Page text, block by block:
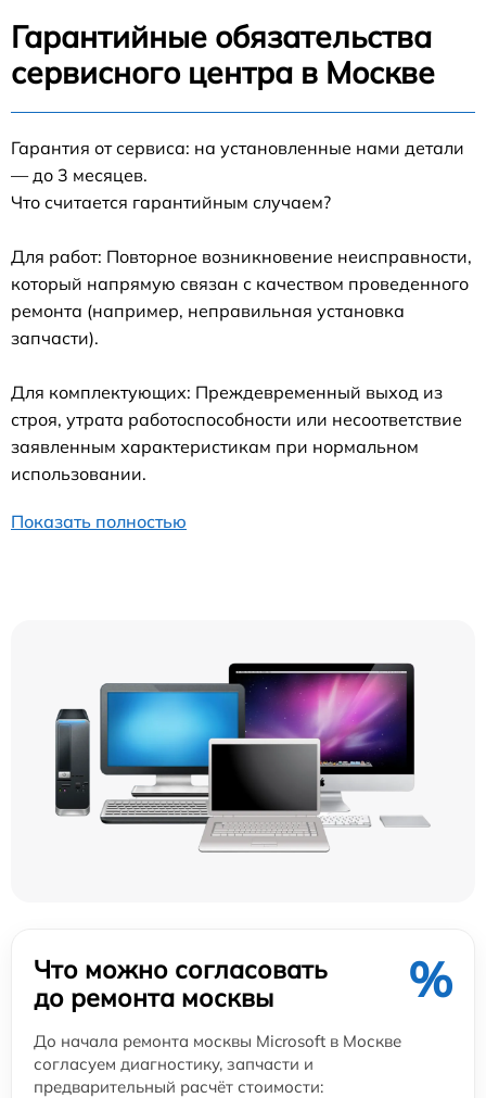
Гарантийные обязательства
сервисного центра в Москве
Гарантия от сервиса: на установленные нами детали
— до 3 месяцев.
Что считается гарантийным случаем?
Для работ: Повторное возникновение неисправности,
который напрямую связан с качеством проведенного
ремонта (например, неправильная установка
запчасти).
Для комплектующих: Преждевременный выход из
строя, утрата работоспособности или несоответствие
заявленным характеристикам при нормальном
использовании.
Показать полностью
Что можно согласовать
до ремонта москвы
%
До начала ремонта москвы Microsoft в Москве
согласуем диагностику, запчасти и
предварительный расчёт стоимости: